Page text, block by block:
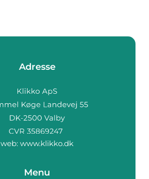
Adresse
web: www.klikko.dk
Menu